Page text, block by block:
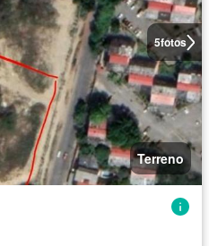
5fotos
Terreno